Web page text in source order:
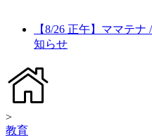
【8/26 正午】ママテ
知らせ
>
教育